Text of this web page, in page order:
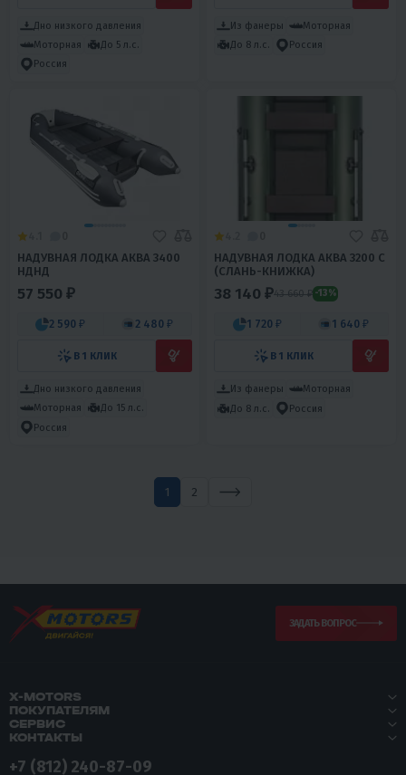
Дно низкого давления
Моторная
До 5 л.с.
Россия
Из фанеры
Моторная
До 8 л.с.
Россия
НАДУВНАЯ ЛОДКА АКВА 3400
НДНД
57 550 ₽
2 590 ₽ 2 480 ₽
В 1 КЛИК
Дно низкого давления
Моторная
До 15 л.с.
Россия
НАДУВНАЯ ЛОДКА АКВА 3200 С
(СЛАНЬ-КНИЖКА)
38 140 ₽43 660 ₽ -13%
1 720 ₽ 1 640 ₽
В 1 КЛИК
Из фанеры
Моторная
До 8 л.с.
Россия
1 2
ЗАДАТЬ ВОПРОС
X-MOTORS
ПОКУПАТЕЛЯМ
СЕРВИС
КОНТАКТЫ
+7 (812) 240-87-09